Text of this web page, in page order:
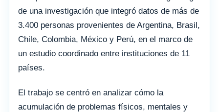
de una investigación que integró datos de más de
3.400 personas provenientes de Argentina, Brasil,
Chile, Colombia, México y Perú, en el marco de
un estudio coordinado entre instituciones de 11
países.
El trabajo se centró en analizar cómo la
acumulación de problemas físicos, mentales y